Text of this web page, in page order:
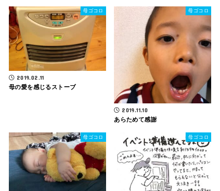
母ゴコロ
2019.02.11
母の愛を感じるストーブ
母ゴコロ
2019.11.10
あらためて感謝
母ゴコロ 母ゴコロ